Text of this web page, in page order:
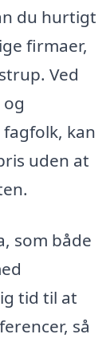
du hurtigt
firmaer,
Ved
kan
uden at
som både
tid til at
så